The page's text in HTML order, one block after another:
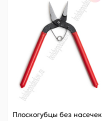
Плоскогубцы без насечек